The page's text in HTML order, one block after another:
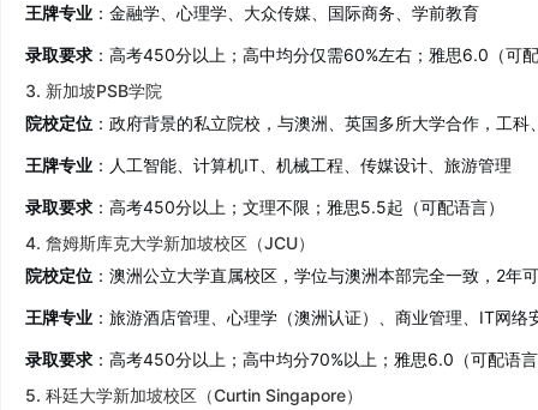
王牌专业 ：金融学、心理学、大众传媒、国际商务、学前教育
录取要求 ：高考450分以上；高中均分仅需60%左右；雅思6.0（可
3. 新加坡PSB学院
院校定位 ：政府背景的私立院校，与澳洲、英国多所大学合作，工
王牌专业 ：人工智能、计算机IT、机械工程、传媒设计、旅游管理
录取要求 ：高考450分以上；文理不限；雅思5.5起（可配语言）
4. 詹姆斯库克大学新加坡校区（JCU）
院校定位 ：澳洲公立大学直属校区，学位与澳洲本部完全一致，2年
王牌专业 ：旅游酒店管理、心理学（澳洲认证）、商业管理、IT网络
录取要求 ：高考450分以上；高中均分70%以上；雅思6.0（可配语
5. 科廷大学新加坡校区（Curtin Singapore）